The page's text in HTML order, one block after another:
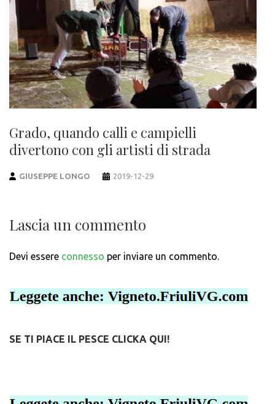
Grado, quando calli e campielli
divertono con gli artisti di strada
GIUSEPPE LONGO 2019-12-29
Lascia un commento
Devi essere connesso per inviare un commento.
SE TI PIACE IL PESCE CLICKA QUI!